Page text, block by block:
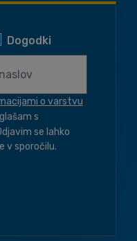
Dogodki
o varstvu
s
se lahko
v sporočilu.